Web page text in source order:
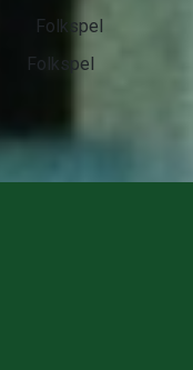
Folkspel